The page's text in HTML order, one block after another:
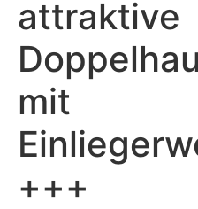
attraktive
mit
+++